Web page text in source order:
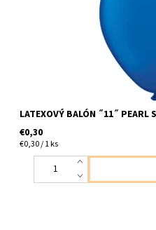
LATEXOVÝ BALÓN ˝11˝ PEARL
€0,30
€0,30 / 1 ks